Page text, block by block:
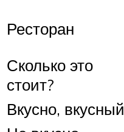
Ресторан
Сколько это
стоит?
Вкусно, вкусный